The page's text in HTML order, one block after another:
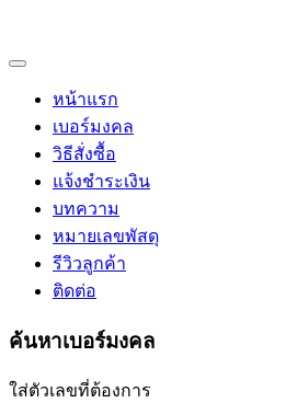
หน้าแรก
เบอร์มงคล
วิธีสั่งซื้อ
แจ้งชำระเงิน
บทความ
หมายเลขพัสดุ
รีวิวลูกค้า
ติดต่อ
ค้นหาเบอร์มงคล
ใส่ตัวเลขที่ต้องการ